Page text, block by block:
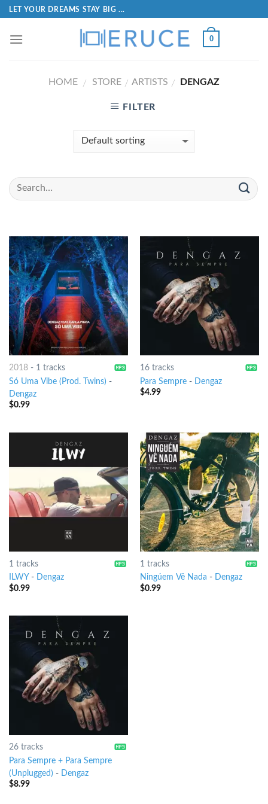
LET YOUR DREAMS STAY BIG ...
0
HOME / STORE / ARTISTS / DENGAZ
FILTER
2018- 1 tracks
Só Uma Vibe (Prod. Twins) -
Dengaz
$0.99
16 tracks
Para Sempre-
Dengaz
$4.99
1 tracks
ILWY- Dengaz
$0.99
1 tracks
Ningúem Vê Nada - Dengaz
$0.99
26 tracks
Para Sempre + Para Sempre
(Unplugged) -
Dengaz
$8.99